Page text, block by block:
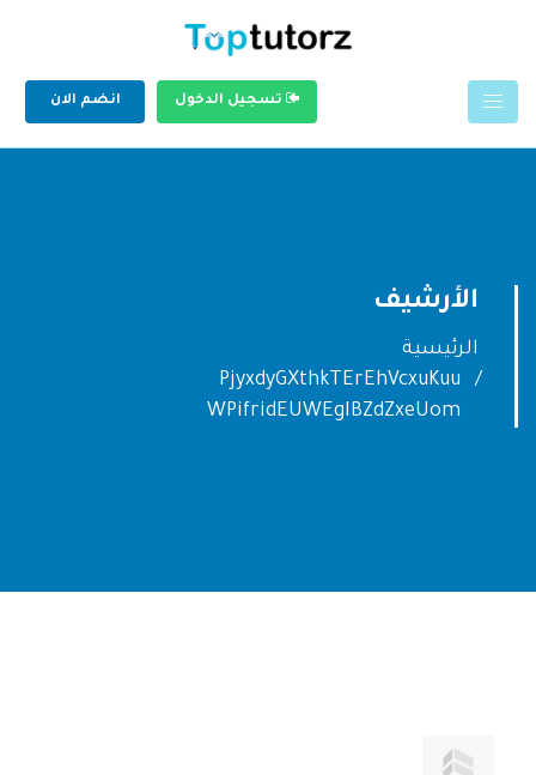
تسجيل الدخول انضم الان
الأرشيف
الرئيسية
PjyxdyGXthkTErEhVcxuKuu
WPifridEUWEgIBZdZxeUom